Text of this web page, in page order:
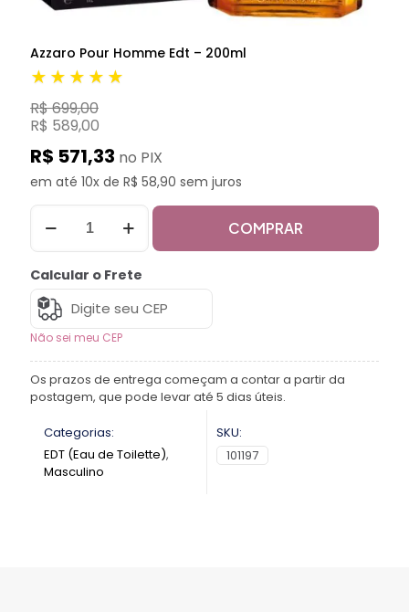
Azzaro Pour Homme Edt – 200ml
★★★★★
R$ 699,00
R$ 589,00
R$ 571,33 no PIX
em até 10x de R$ 58,90 sem juros
COMPRAR
Calcular o Frete
Não sei meu CEP
Os prazos de entrega começam a contar a partir da
postagem, que pode levar até 5 dias úteis.
Categorias:
EDT (Eau de Toilette),
Masculino
SKU:
101197